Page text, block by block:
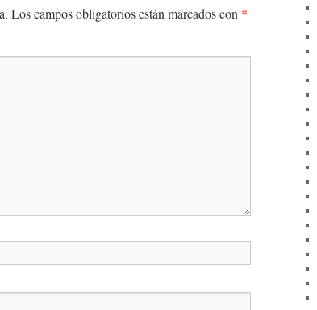
Los campos obligatorios están marcados con *